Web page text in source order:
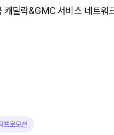
딜락&GMC 서비스 네트워
프로모션